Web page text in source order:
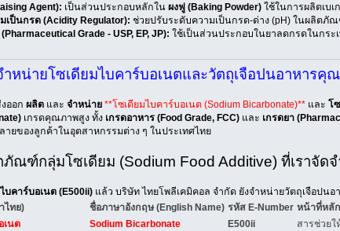
Agent): เป็นส่วนประกอบหลักใน ผงฟู (Baking Powder)ใช้ในการผลิตเบเ
เป็นกรด (Acidity Regulator): ช่วยปรับระดับความเป็นกรด-ด่าง (pH) ในผลิตภั
Grade - USP, EP, JP): ใช้เป็นส่วนประกอบในยาลดกรดในกระ
หน่ายโซเดียมไบคาร์บอเนตและวัตถุเจือปนอาหารคุ
ออก ผลิตและ จำหน่าย **โซเดียมไบคาร์บอเนต (Sodium Bicarbonate)**และ โ
เกรดคุณภาพสูง ทั้ง เกรดอาหาร (Food Grade, FCC)และ เกรดยา
ายของลูกค้าในอุตสาหกรรมต่าง ๆ ในประเทศไทย
ณฑ์กลุ่มโซเดียม (Sodium Food Additive) ที่เราจัด
บคาร์บอเนต (E500ii)แล้ว บริษัท ไทยโพลีเคมิคอล จำกัด ยังจำหน่ายวัตถุเจือปน
ไทย)
ชื่อภาษาอังกฤษ (English Name) รหัส E-Number หน้าที่หลัก
เนต
Sodium Bicarbonate E500ii
สารช่วย